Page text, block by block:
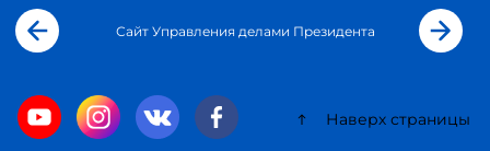
Сайт Управления делами Президента
Наверх страницы